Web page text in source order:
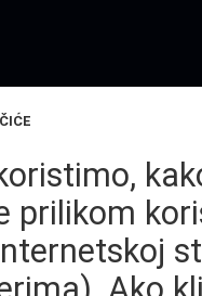
prilikom